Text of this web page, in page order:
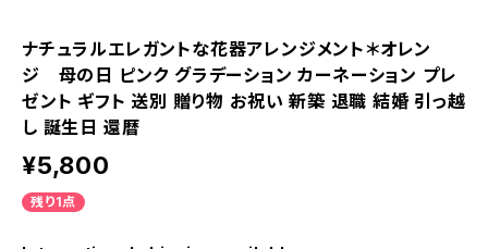
ナチュラルエレガントな花器アレンジメント＊オレン
ジ 母の日 ピンク グラデーション カーネーション プレ
ゼント ギフト 送別 贈り物 お祝い 新築 退職 結婚 引っ越
し 誕生日 還暦
¥5,800
残り1点